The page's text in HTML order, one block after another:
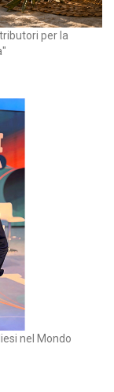
per la
nel Mondo